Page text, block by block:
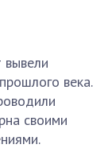
века.
своими